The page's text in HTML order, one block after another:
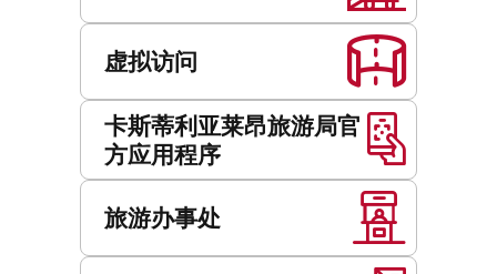
虚拟访问
卡斯蒂利亚莱昂旅游局官
方应用程序
旅游办事处